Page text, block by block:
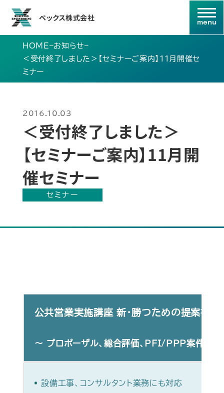
ベックス株式会社
HOME–お知らせ–
＜受付終了しました＞【セミナーご案内】11月開催セ
ミナー
2016.10.03
＜受付終了しました＞
【セミナーご案内】11月開
催セミナー
セミナー
公共営業実施講座 新・勝つための提案書作
～ プロポーザル、総合評価、PFI/PPP案件、公
設備工事、コンサルタント業務にも対応